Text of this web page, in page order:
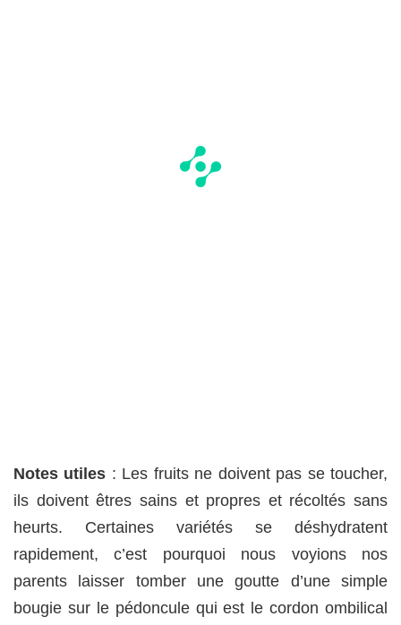
Notes utiles : Les fruits ne doivent pas se toucher,
ils doivent êtres sains et propres et récoltés sans
heurts. Certaines variétés se déshydratent
rapidement, c’est pourquoi nous voyions nos
parents laisser tomber une goutte d’une simple
bougie sur le pédoncule qui est le cordon ombilical